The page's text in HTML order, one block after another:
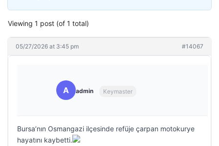
Viewing 1 post (of 1 total)
05/27/2026 at 3:45 pm #14067
A admin Keymaster
Bursa’nın Osmangazi ilçesinde refüje çarpan motokurye
hayatını kaybetti.